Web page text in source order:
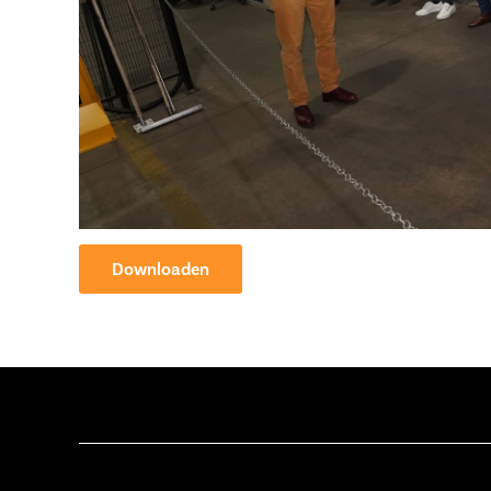
Downloaden